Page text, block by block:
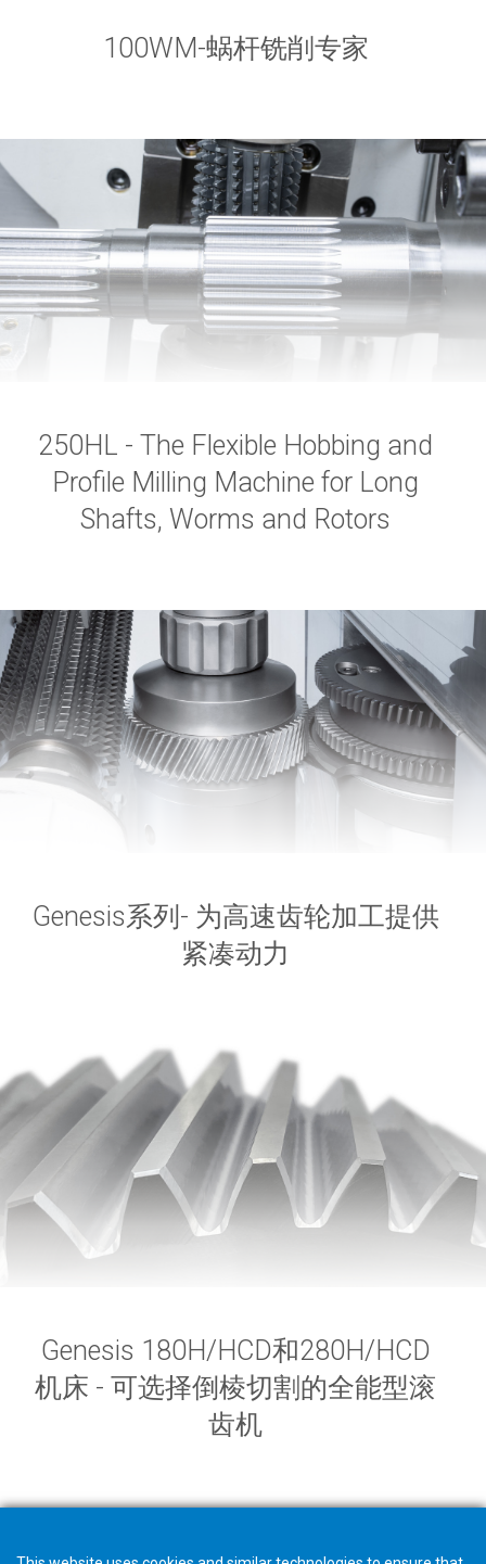
100WM-蜗杆铣削专家
250HL - The Flexible Hobbing and
Profile Milling Machine for Long
Shafts, Worms and Rotors
Genesis系列- 为高速齿轮加工提供
紧凑动力
Genesis 180H/HCD和280H/HCD
机床 - 可选择倒棱切割的全能型滚
齿机